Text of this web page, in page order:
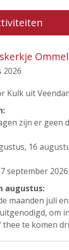
2026
Kulk uit
zijn er geen
16
september 2026.
augustus:
maanden juli
om
te komen